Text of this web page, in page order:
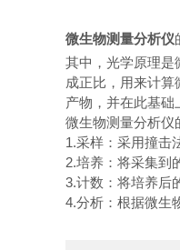
微生物测量分析仪
其中，光学原理是
成正比，用来计
产物，并在此基础
微生物测量分析仪
1.采样：采用撞击
2.培养：将采集到
3.计数：将培养后
4.分析：根据微生